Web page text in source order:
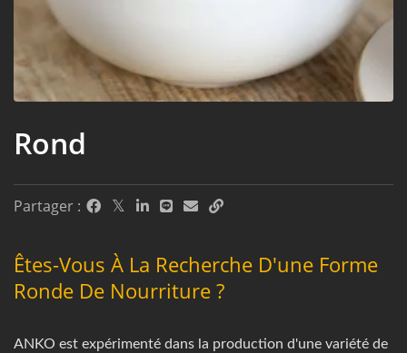
Rond
Partager :
Êtes-Vous À La Recherche D'une Forme
Ronde De Nourriture ?
ANKO est expérimenté dans la production d'une variété de